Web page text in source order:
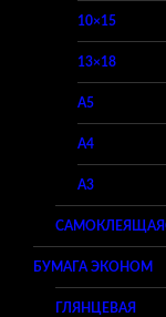
10×15
13×18
A5
A4
A3
БУМАГА ЭКОНОМ
ГЛЯНЦЕВАЯ